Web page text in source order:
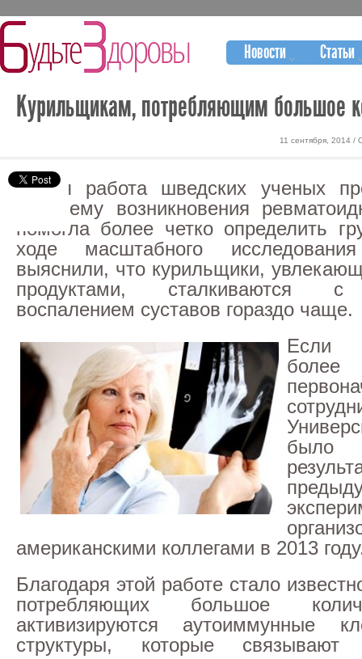
Новости Статьи
Курильщикам, потребляющим большое
11 сентября, 2014 /
Новая работа шведских ученых
проблему возникновения
помогла более четко определить
ходе масштабного
выяснили, что курильщики,
продуктами, сталкиваются с
воспалением суставов гораздо чаще.
Если
более
было
американскими коллегами в 2013
Благодаря этой работе стало
потребляющих большое
активизируются аутоиммунные
структуры, которые